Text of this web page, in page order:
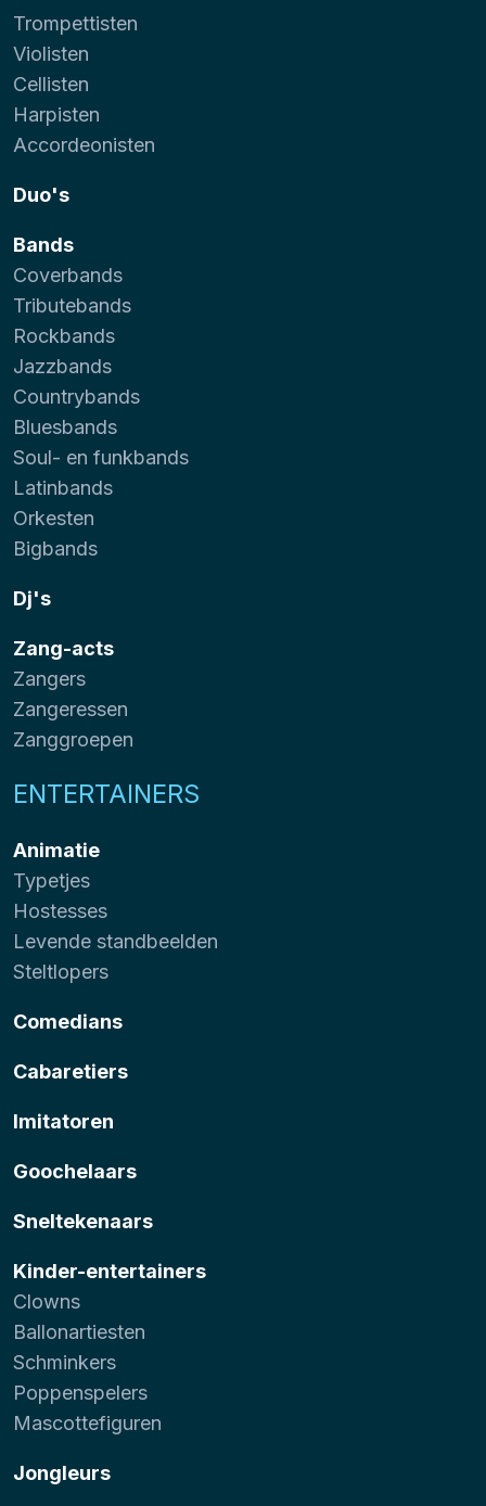
Trompettisten
Violisten
Cellisten
Harpisten
Accordeonisten
Duo's
Bands
Coverbands
Tributebands
Rockbands
Jazzbands
Countrybands
Bluesbands
Soul- en funkbands
Latinbands
Orkesten
Bigbands
Dj's
Zang-acts
Zangers
Zangeressen
Zanggroepen
ENTERTAINERS
Animatie
Typetjes
Hostesses
Levende standbeelden
Steltlopers
Comedians
Cabaretiers
Imitatoren
Goochelaars
Sneltekenaars
Kinder-entertainers
Clowns
Ballonartiesten
Schminkers
Poppenspelers
Mascottefiguren
Jongleurs